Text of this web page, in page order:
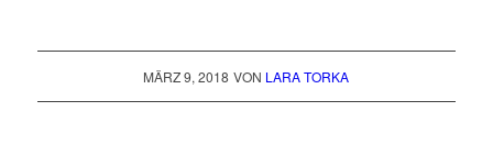
MÄRZ 9, 2018 VON LARA TORKA